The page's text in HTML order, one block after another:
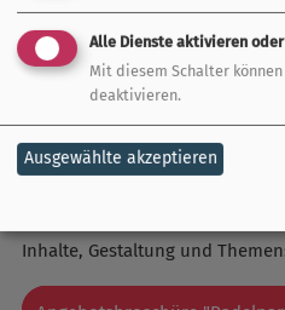
Alle Angebotsbroschüren für
jeweiligen Button öffnen Sie
Inhalte, Gestaltung und
Alle Dienste aktivieren
Mit diesem Schalter
deaktivieren.
Ausgewählte akzeptieren